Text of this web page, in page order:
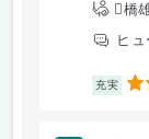
橋
ヒ
充実